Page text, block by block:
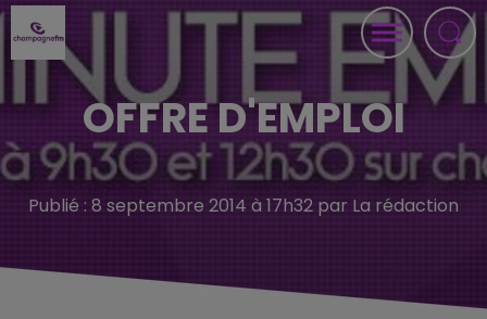
OFFRE D'EMPLOI
Publié : 8 septembre 2014 à 17h32 par La rédaction